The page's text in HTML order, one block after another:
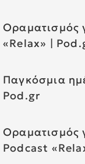
Οραματισμός
«Relax» |
Παγκόσμια
Pod.gr
Οραματισμός
Podcast